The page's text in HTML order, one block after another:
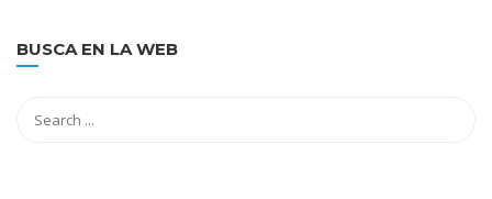
BUSCA EN LA WEB